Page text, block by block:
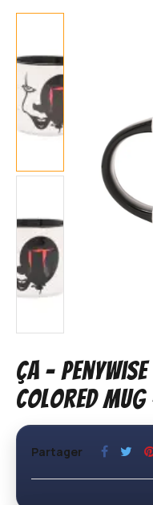
ÇA -
Colored Mug
Partager